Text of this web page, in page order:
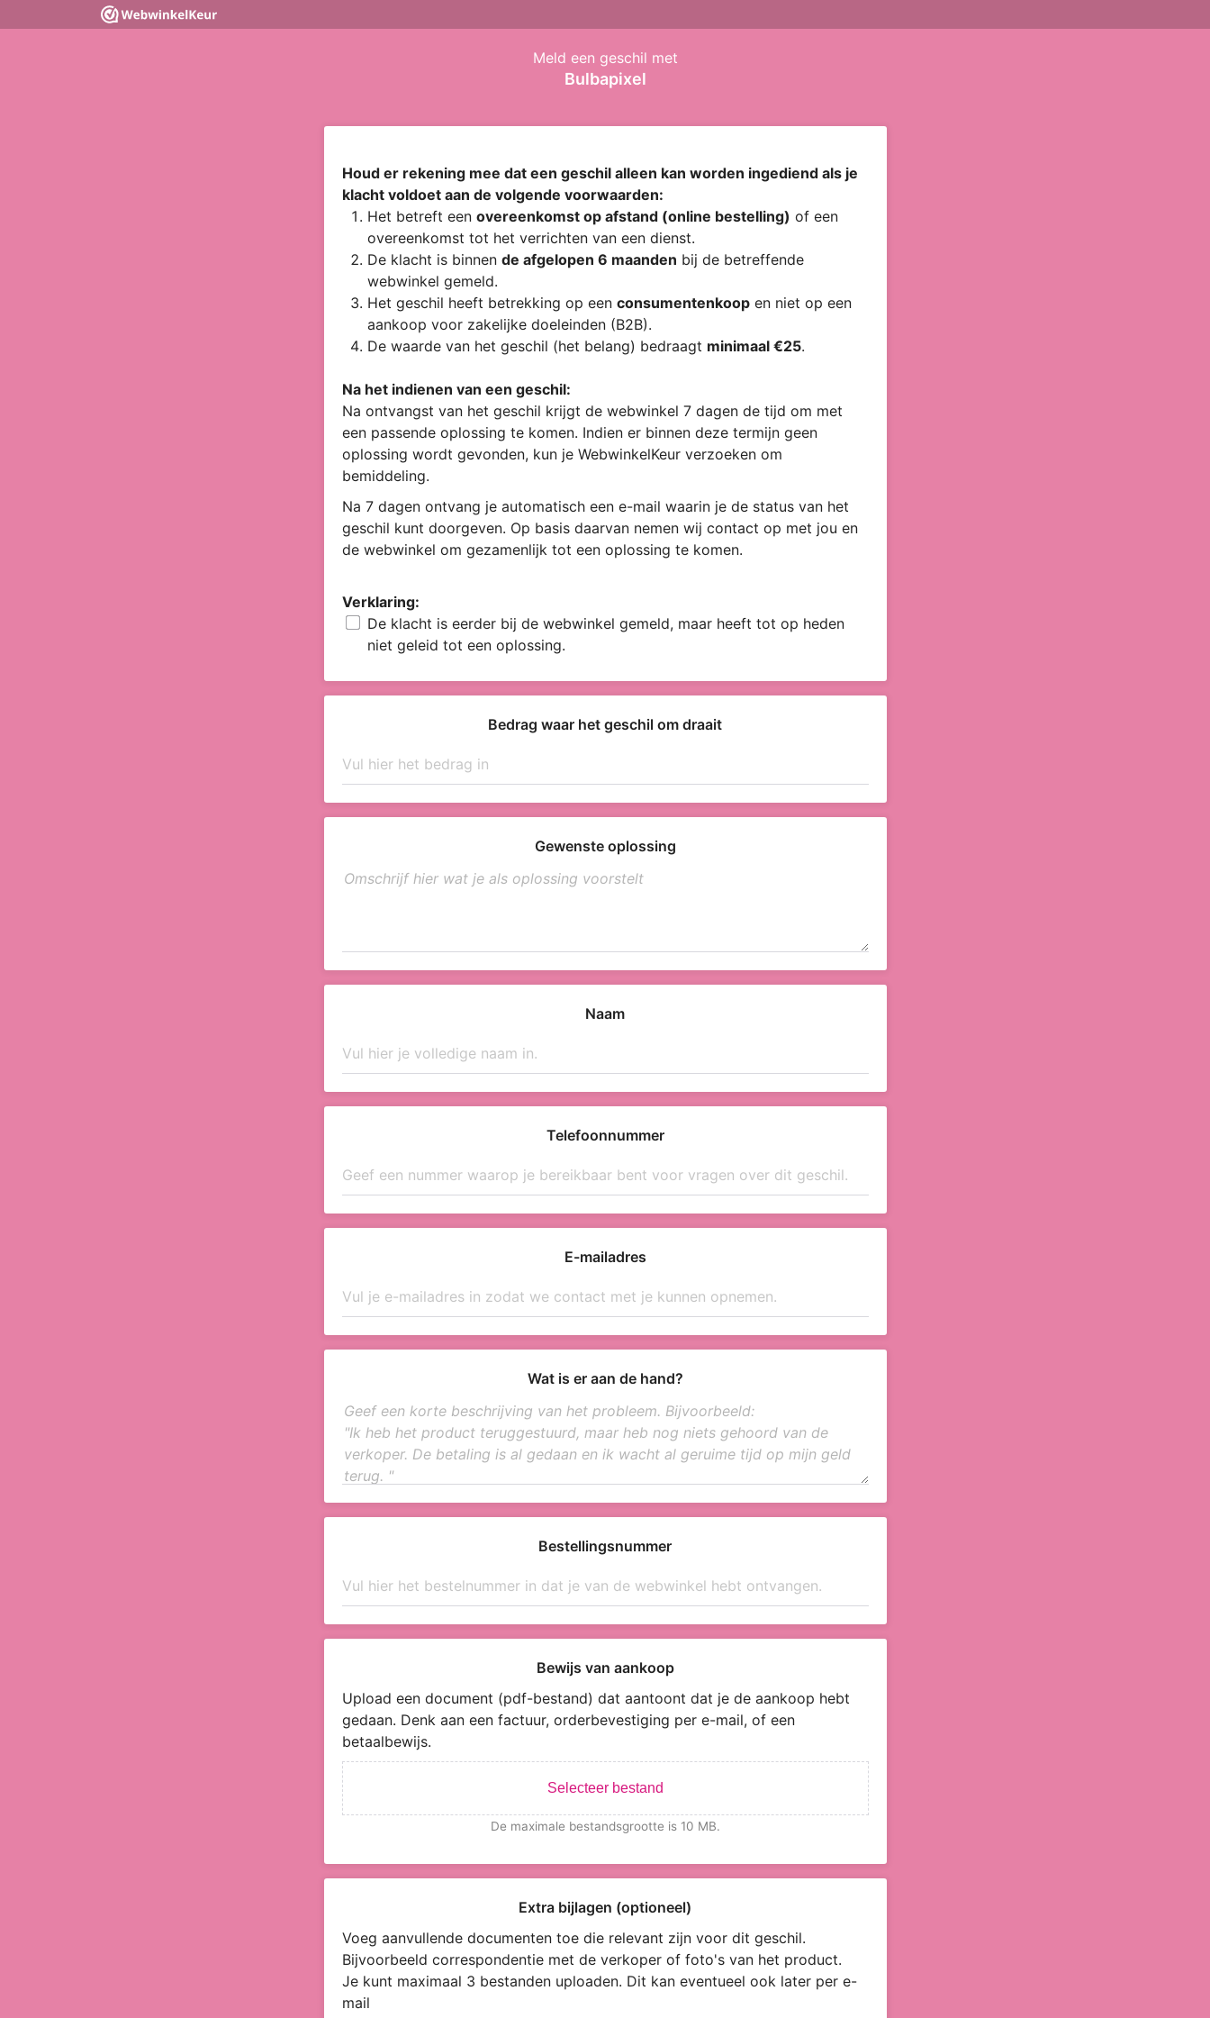
Meld een geschil met
Bulbapixel
Houd er rekening mee dat een geschil alleen kan worden ingediend als je
klacht voldoet aan de volgende voorwaarden:
Het betreft een overeenkomst op afstand (online bestelling) of een
overeenkomst tot het verrichten van een dienst.
De klacht is binnen de afgelopen 6 maanden bij de betreffende
webwinkel gemeld.
Het geschil heeft betrekking op een consumentenkoopen niet op een
aankoop voor zakelijke doeleinden (B2B).
De waarde van het geschil (het belang) bedraagt minimaal €25.
Na het indienen van een geschil:
Na ontvangst van het geschil krijgt de webwinkel 7 dagen de tijd om met
een passende oplossing te komen. Indien er binnen deze termijn geen
oplossing wordt gevonden, kun je WebwinkelKeur verzoeken om
bemiddeling.
Na 7 dagen ontvang je automatisch een e-mail waarin je de status van het
geschil kunt doorgeven. Op basis daarvan nemen wij contact op met jou en
de webwinkel om gezamenlijk tot een oplossing te komen.
Verklaring:
De klacht is eerder bij de webwinkel gemeld, maar heeft tot op heden
niet geleid tot een oplossing.
Bedrag waar het geschil om draait
Gewenste oplossing
Naam
Telefoonnummer
E-mailadres
Wat is er aan de hand?
Bestellingsnummer
Bewijs van aankoop
Upload een document (pdf-bestand) dat aantoont dat je de aankoop hebt
gedaan. Denk aan een factuur, orderbevestiging per e-mail, of een
betaalbewijs.
Selecteer bestand
De maximale bestandsgrootte is 10 MB.
Extra bijlagen (optioneel)
Voeg aanvullende documenten toe die relevant zijn voor dit geschil.
Bijvoorbeeld correspondentie met de verkoper of foto's van het product.
Je kunt maximaal 3 bestanden uploaden. Dit kan eventueel ook later per e-
mail